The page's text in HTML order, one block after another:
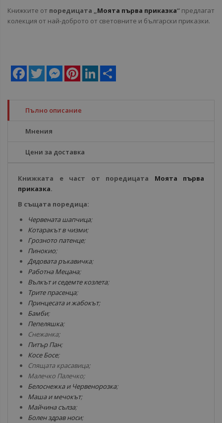
Книжките от поредицата „Моята първа приказка“ предлагат
колекция от най-доброто от световните и български приказки.
Facebook
Twitter MessengerPinterestLinkedIn
Пълно описание
Мнения
Цени за доставка
Книжката е част от поредицата Моята първа
приказка.
В същата поредица:
Червената шапчица;
Котаракът в чизми;
Грозното патенце;
Пинокио;
Дядовата ръкавичка;
Работна Мецана;
Вълкът и седемте козлета;
Трите прасенца;
Принцесата и жабокът;
Бамби;
Пепеляшка;
Снежанка;
Питър Пан;
Косе Босе;
Спящата красавица;
Малечко Палечко;
Белоснежка и Червенорозка;
Маша и мечокът;
Майчина сълза;
Болен здрав носи;